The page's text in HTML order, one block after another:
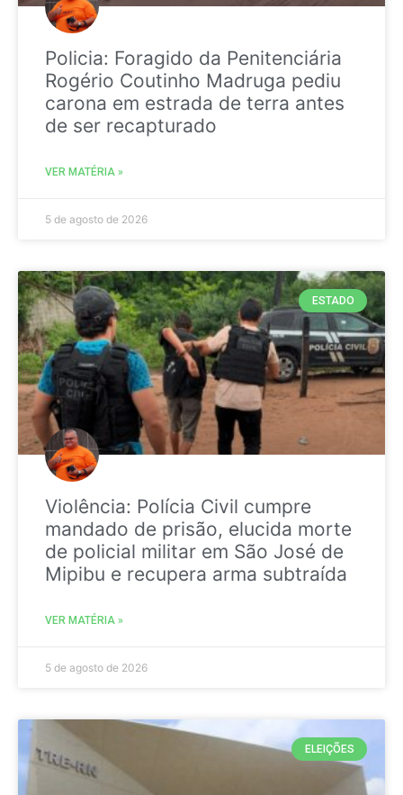
Policia: Foragido da Penitenciária
Rogério Coutinho Madruga pediu
carona em estrada de terra antes
de ser recapturado
VER MATÉRIA »
5 de agosto de 2026
ESTADO
Violência: Polícia Civil cumpre
mandado de prisão, elucida morte
de policial militar em São José de
Mipibu e recupera arma subtraída
VER MATÉRIA »
5 de agosto de 2026
ELEIÇÕES